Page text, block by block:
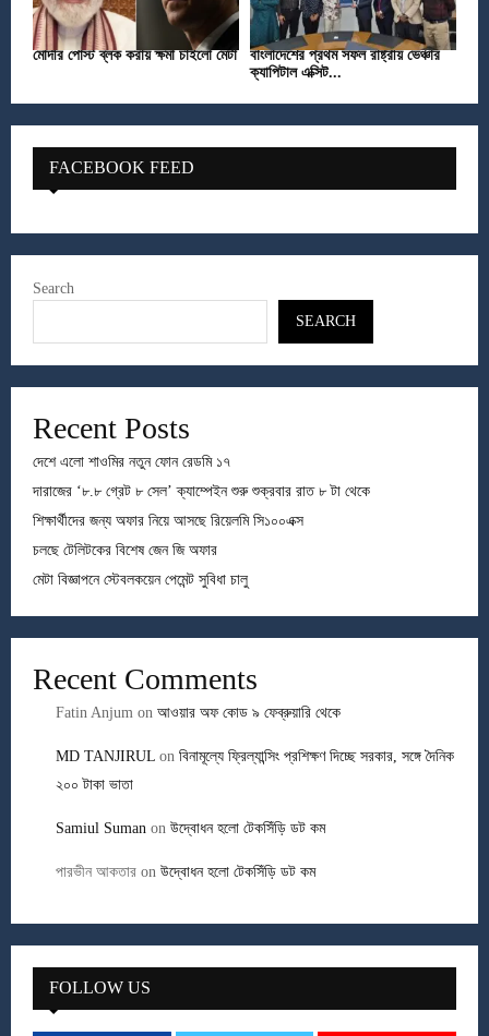
মোদীর পোস্ট ব্লক করায় ক্ষমা চাইলো মেটা
বাংলাদেশের প্রথম সফল রাষ্ট্রীয় ভেঞ্চার
ক্যাপিটাল এক্সিট...
FACEBOOK FEED
Search
SEARCH
Recent Posts
দেশে এলো শাওমির নতুন ফোন রেডমি ১৭
দারাজের ‘৮.৮ গ্রেট ৮ সেল’ ক্যাম্পেইন শুরু শুক্রবার রাত ৮ টা থেকে
শিক্ষার্থীদের জন্য অফার নিয়ে আসছে রিয়েলমি সি১০০এক্স
চলছে টেলিটকের বিশেষ জেন জি অফার
মেটা বিজ্ঞাপনে স্টেবলকয়েন পেমেন্ট সুবিধা চালু
Recent Comments
Fatin Anjum on আওয়ার অফ কোড ৯ ফেব্রুয়ারি থেকে
MD TANJIRUL on বিনামূল্যে ফ্রিল্যান্সিং প্রশিক্ষণ দিচ্ছে সরকার, সঙ্গে দৈনিক
২০০ টাকা ভাতা
Samiul Suman on উদ্বোধন হলো টেকসিঁড়ি ডট কম
পারভীন আকতার on উদ্বোধন হলো টেকসিঁড়ি ডট কম
FOLLOW US